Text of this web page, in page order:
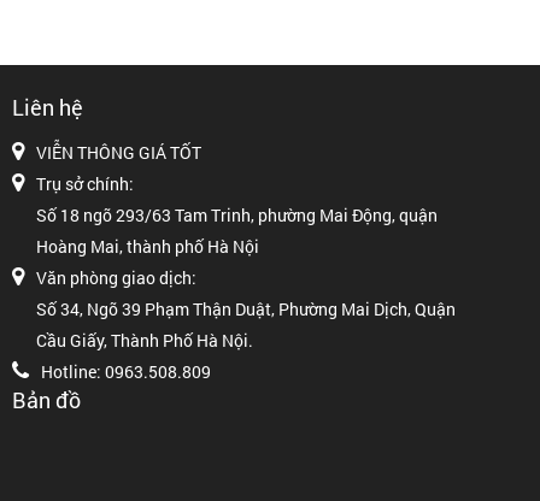
Liên hệ
VIỄN THÔNG GIÁ TỐT
Trụ sở chính:
Số 18 ngõ 293/63 Tam Trinh, phường Mai Động, quận
Hoàng Mai, thành phố Hà Nội
Văn phòng giao dịch:
Số 34, Ngõ 39 Phạm Thận Duật, Phường Mai Dịch, Quận
Cầu Giấy, Thành Phố Hà Nội.
Hotline: 0963.508.809
Bản đồ